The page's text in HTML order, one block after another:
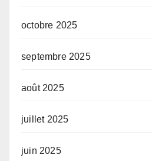
octobre 2025
septembre 2025
août 2025
juillet 2025
juin 2025